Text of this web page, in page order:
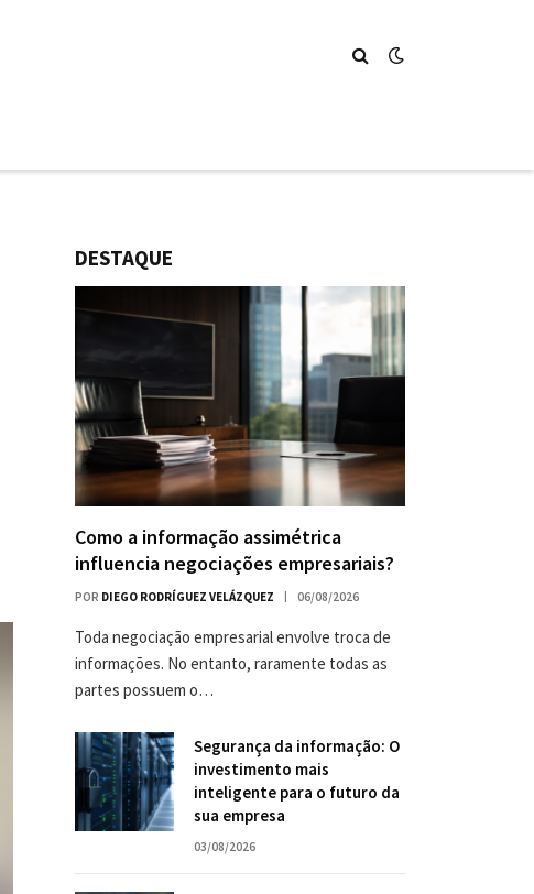
DESTAQUE
Como a informação assimétrica
influencia negociações empresariais?
POR DIEGO RODRÍGUEZ VELÁZQUEZ 06/08/2026
Toda negociação empresarial envolve troca de
informações. No entanto, raramente todas as
partes possuem o…
Segurança da informação: O
investimento mais
inteligente para o futuro da
sua empresa
03/08/2026